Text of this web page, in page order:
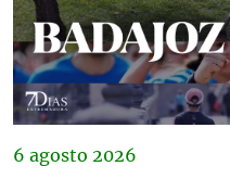
6 agosto 2026